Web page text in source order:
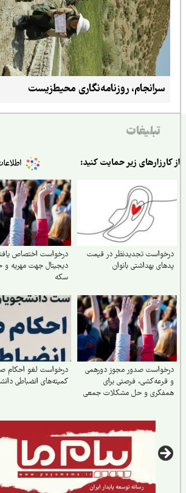
سرانجام، روزنامه‌نگاری محیط‌زیست
تبلیغات
زیر حمایت کنید:
تجدیدنظر در قیمت
بهداشتی بانوان
درخواست اختصاص یافتن ارز
دیجیتال جهت مهریه و حذف
صدور مجوز دورهمی
فرصتی برای
و حل مشکلات جمعی
درخواست لغو احکام صادره از
کمیته‌های انضباطی دانشگاه‌ها